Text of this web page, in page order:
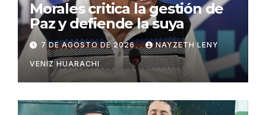
Morales critica la gestión de
Paz y defiende la suya
7 DE AGOSTO DE 2026 NAYZETH LENY
VENIZ HUARACHI